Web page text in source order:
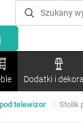
Dodatki i
telewizor Stolik